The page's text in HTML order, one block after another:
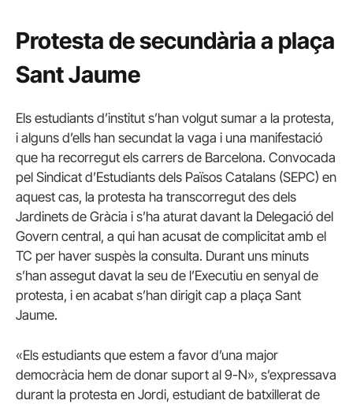
Protesta de secundària a plaça
Sant Jaume
Els estudiants d’institut s’han volgut sumar a la protesta,
i alguns d’ells han secundat la vaga i una manifestació
que ha recorregut els carrers de Barcelona. Convocada
pel Sindicat d’Estudiants dels Països Catalans (SEPC) en
aquest cas, la protesta ha transcorregut des dels
Jardinets de Gràcia i s’ha aturat davant la Delegació del
Govern central, a qui han acusat de complicitat amb el
TC per haver suspès la consulta. Durant uns minuts
s’han assegut davat la seu de l’Executiu en senyal de
protesta, i en acabat s’han dirigit cap a plaça Sant
Jaume.
«Els estudiants que estem a favor d’una major
democràcia hem de donar suport al 9-N», s’expressava
durant la protesta en Jordi, estudiant de batxillerat de